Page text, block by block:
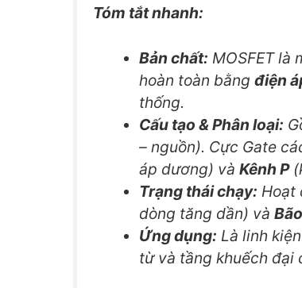
Tóm tắt nhanh:
Bản chất: MOSFET là
hoàn toàn bằng điện
thống.
Cấu tạo & Phân loại:
– nguồn). Cực Gate
áp dương) và Kênh P
Trạng thái chạy: Hoạt
dòng tăng dần) và
Ứng dụng: Là linh
từ và tầng khuếch đại